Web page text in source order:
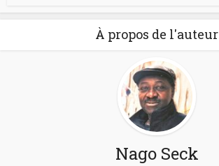
À propos de l'auteur
Nago Seck